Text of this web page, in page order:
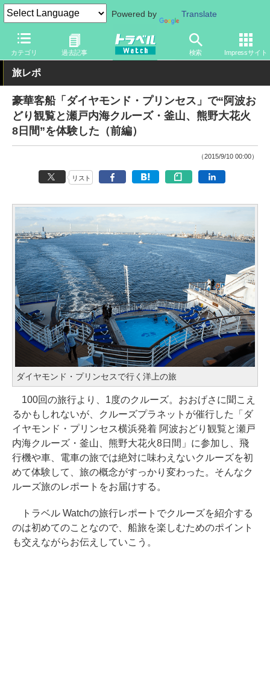
Powered by Translate
カテゴリ 過去記事 検索 Impressサイト
トラベル Watch 旅の方法 船旅 客船
旅レポ
豪華客船「ダイヤモンド・プリンセス」で“阿波お
どり観覧と瀬戸内海クルーズ・釜山、熊野大花火
8日間”を体験した（前編）
（2015/9/10 00:00）
リスト
ダイヤモンド・プリンセスで行く洋上の旅
100回の旅行より、1度のクルーズ。おおげさに聞こえ
るかもしれないが、クルーズプラネットが催行した「ダ
イヤモンド・プリンセス横浜発着 阿波おどり観覧と瀬戸
内海クルーズ・釜山、熊野大花火8日間」に参加し、飛
行機や車、電車の旅では絶対に味わえないクルーズを初
めて体験して、旅の概念がすっかり変わった。そんなク
ルーズ旅のレポートをお届けする。
トラベル Watchの旅行レポートでクルーズを紹介する
のは初めてのことなので、船旅を楽しむためのポイント
も交えながらお伝えしていこう。